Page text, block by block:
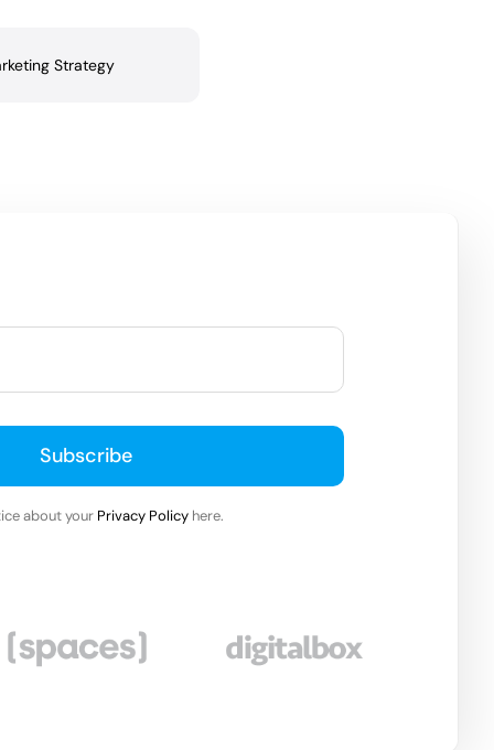
Strategy
Subscribe
about your Privacy Policyhere.